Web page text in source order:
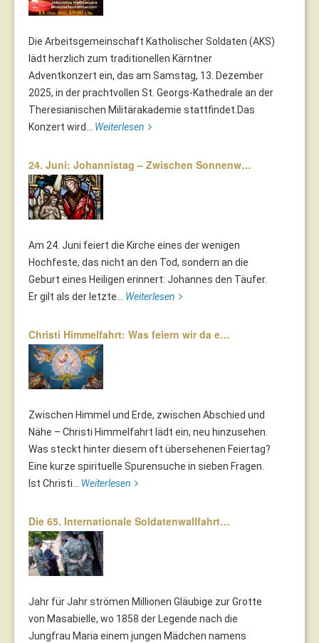
Die Arbeitsgemeinschaft Katholischer Soldaten (AKS)
lädt herzlich zum traditionellen Kärntner
Adventkonzert ein, das am Samstag, 13. Dezember
2025, in der prachtvollen St. Georgs-Kathedrale an der
Theresianischen Militärakademie stattfindet.Das
Konzert wird... Weiterlesen
24. Juni: Johannistag – Zwischen Sonnenw…
Am 24. Juni feiert die Kirche eines der wenigen
Hochfeste, das nicht an den Tod, sondern an die
Geburt eines Heiligen erinnert: Johannes den Täufer.
Er gilt als der letzte... Weiterlesen
Christi Himmelfahrt: Was feiern wir da e…
Zwischen Himmel und Erde, zwischen Abschied und
Nähe – Christi Himmelfahrt lädt ein, neu hinzusehen.
Was steckt hinter diesem oft übersehenen Feiertag?
Eine kurze spirituelle Spurensuche in sieben Fragen.
Ist Christi... Weiterlesen
Die 65. Internationale Soldatenwallfahrt…
Jahr für Jahr strömen Millionen Gläubige zur Grotte
von Masabielle, wo 1858 der Legende nach die
Jungfrau Maria einem jungen Mädchen namens